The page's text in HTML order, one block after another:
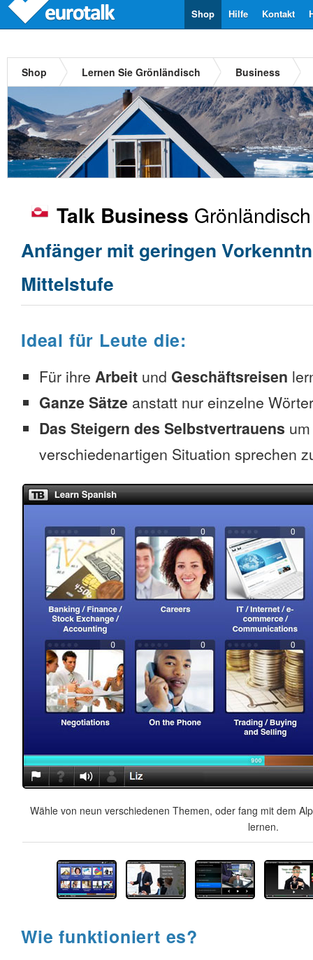
Kontakt
Hilfe
Shop
Shop Lernen Sie Grönländisch Business
Talk Business Grönländisch
Anfänger mit geringen
Mittelstufe
Ideal für Leute die:
Für ihre Arbeit und Geschäftsreisen
Ganze Sätze anstatt nur einzelne
Das Steigern des Selbstvertrauens
verschiedenartigen Situation sprechen
Wähle von neun verschiedenen Themen, oder fang mit dem
lernen.
Wie funktioniert es?